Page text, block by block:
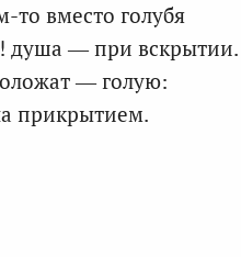
то вместо голубя
— при вскрытии.
— голую:
прикрытием.